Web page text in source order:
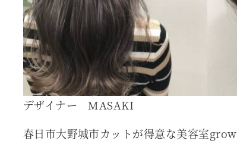
デザイナー MASAKI
春日市大野城市カットが得意な美容室grow